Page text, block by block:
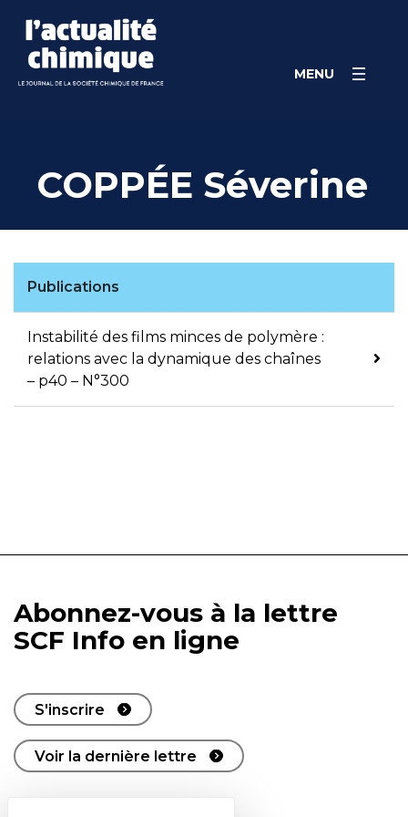
content
MENU
COPPÉE Séverine
Publications
Instabilité des films minces de polymère :
relations avec la dynamique des chaînes
– p40 – N°300
Abonnez-vous à la lettre
SCF Info en ligne
S'inscrire
Voir la dernière lettre